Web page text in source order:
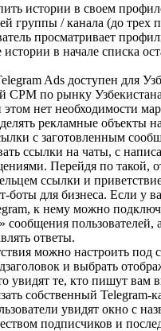
истории в своем
группы / канала (до трех
просматривает
истории в начале списка
Ads доступен для
по рынку Узбекистана
нет необходимости
рекламные объекты
с заготовленным
ссылки на чаты, с
Перейдя по такой,
ссылки и
боты для бизнеса. Если у
к нему можно
сообщения пользователей,
ответы.
можно настроить под
и выбрать
увидят те, кто пишут вам
собственный Telegram-
увидят окно с
подписчиков и